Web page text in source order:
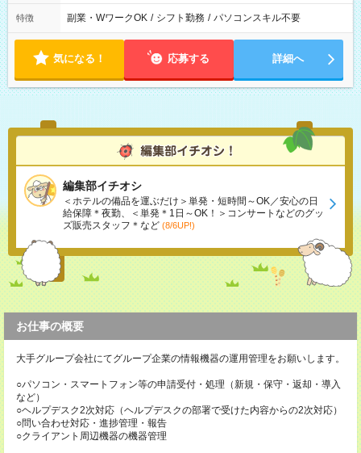
特徴 副業・WワークOK / シフト勤務 / パソコンスキル不要
気になる！ 応募する 詳細へ
編集部イチオシ
＜ホテルの備品を運ぶだけ＞単発・短時間～OK／安心の日
給保障＊夜勤、＜単発＊1日～OK！＞コンサートなどのグッ
ズ販売スタッフ＊など (8/6UP!)
お仕事の概要
大手グループ会社にてグループ企業の情報機器の運用管理をお願いします。
○パソコン・スマートフォン等の申請受付・処理（新規・保守・返却・導入
など）
○ヘルプデスク2次対応（ヘルプデスクの部署で受けた内容からの2次対応）
○問い合わせ対応・進捗管理・報告
○クライアント周辺機器の機器管理